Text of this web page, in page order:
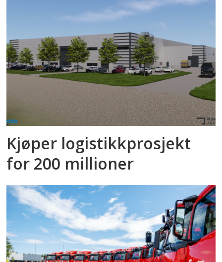
Kjøper logistikkprosjekt
for 200 millioner